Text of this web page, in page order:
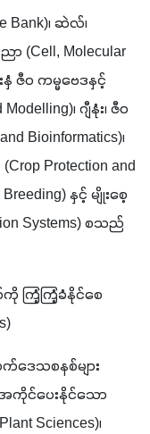
Bank)၊ ဆဲလ်၊
(Cell, Molecular
နှံ ဇီဝ ကမ္မဗေဒနှင့်
၊ ဂျီနုံး၊ ဇီဝ
Bioinformatics)၊
Protection and
နှင့် မျိုးစေ့
Systems) စသည်
ကို ကြံ့ကြံ့ခံနိုင်စေ
ေသစနစ်များ
အကိုင်ပေးနိုင်သော
Sciences)၊